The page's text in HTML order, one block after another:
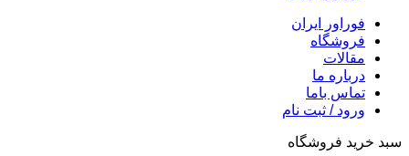
فوراور ایران
فروشگاه
مقالات
درباره ما
تماس باما
ورود / ثبت نام
سبد خرید فروشگاه